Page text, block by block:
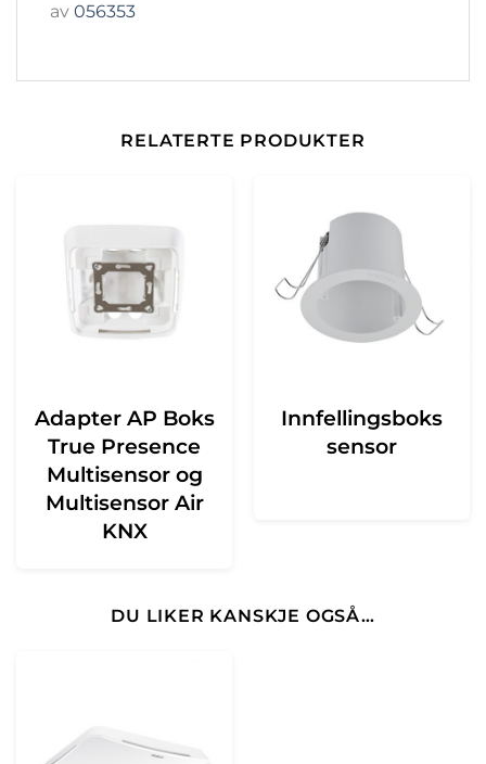
av 056353
RELATERTE PRODUKTER
Adapter AP Boks
True Presence
Multisensor og
Multisensor Air
KNX
Innfellingsboks
sensor
DU LIKER KANSKJE OGSÅ…